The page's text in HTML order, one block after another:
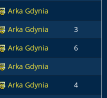
Arka Gdynia
Arka Gdynia 3
Arka Gdynia 6
Arka Gdynia
Arka Gdynia 4